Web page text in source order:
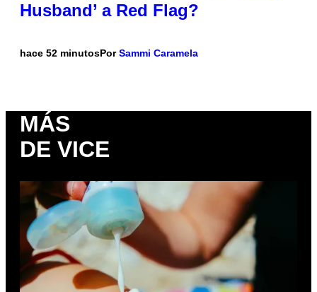
Husband’ a Red Flag?
hace 52 minutosPorSammi Caramela
MÁS
DE VICE